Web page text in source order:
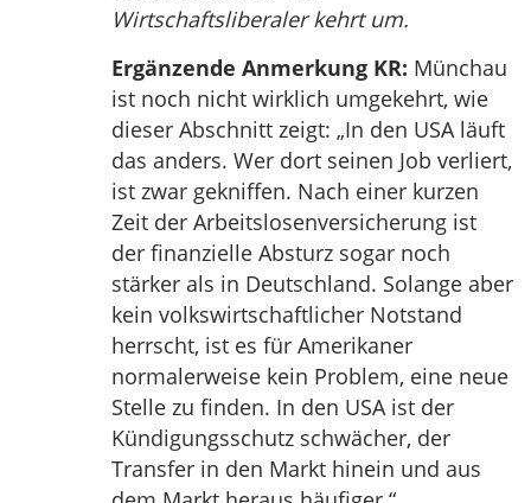
Wirtschaftsliberaler kehrt um.
Ergänzende Anmerkung KR: Münchau
ist noch nicht wirklich umgekehrt, wie
dieser Abschnitt zeigt: „In den USA läuft
das anders. Wer dort seinen Job verliert,
ist zwar gekniffen. Nach einer kurzen
Zeit der Arbeitslosenversicherung ist
der finanzielle Absturz sogar noch
stärker als in Deutschland. Solange aber
kein volkswirtschaftlicher Notstand
herrscht, ist es für Amerikaner
normalerweise kein Problem, eine neue
Stelle zu finden. In den USA ist der
Kündigungsschutz schwächer, der
Transfer in den Markt hinein und aus